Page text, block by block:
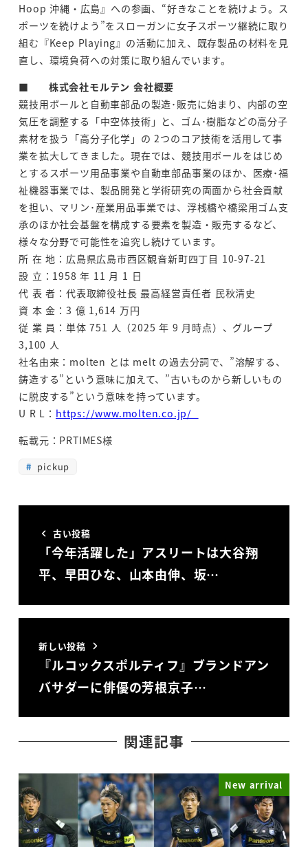
Hoop 沖縄・広島』への参画、“好きなことを続けよう。ス
ポーツを続けよう”をスローガンに女子スポーツ継続に取り
組む『Keep Playing』の活動に加え、既存製品の材料を見
直し、環境負荷への対策に取り組んでいます。
■ 株式会社モルテン 会社概要
競技用ボールと自動車部品の製造･販売に始まり、内部の空
気圧を調整する「中空体技術」と、ゴム･樹脂などの高分子
素材を扱う「高分子化学」の 2つのコア技術を活用して事
業を拡大してきました。現在では、競技用ボールをはじめ
とするスポーツ用品事業や自動車部品事業のほか、医療･福
祉機器事業では、製品開発と学術研究の両面から社会貢献
を担い、マリン･産業用品事業では、浮桟橋や橋梁用ゴム支
承のほか社会基盤を構成する要素を製造・販売するなど、
様々な分野で可能性を追究し続けています。
所 在 地：広島県広島市西区観音新町四丁目 10-97-21
設 立：1958 年 11 月 1 日
代 表 者：代表取締役社長 最高経営責任者 民秋清史
資 本 金：3 億 1,614 万円
従 業 員：単体 751 人（2025 年 9 月時点）、グループ
3,100 人
社名由来：molten とは melt の過去分詞で、”溶解する、
鋳造する”という意味に加えて、”古いものから新しいもの
に脱皮する”という意味を持っています。
U R L： https://www.molten.co.jp/
転載元：PRTIMES様
pickup
古い投稿
「今年活躍した」アスリートは大谷翔
平、早田ひな、山本由伸、坂…
新しい投稿
『ルコックスポルティフ』ブランドアン
バサダーに俳優の芳根京子…
関連記事
New arrival